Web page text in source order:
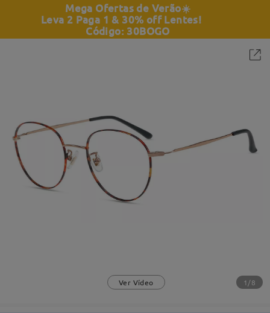
Mega Ofertas de Verão☀️
Leva 2 Paga 1 & 30% off Lentes!
Código: 30BOGO
Ver Vídeo 1/8